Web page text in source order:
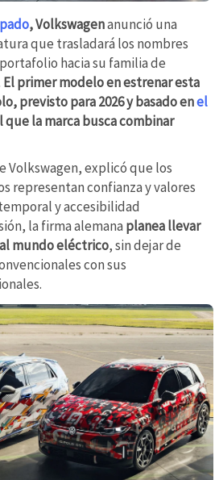
, Volkswagenanunció una
que trasladará los nombres
hacia su familia de
El primer modelo en estrenar esta
previsto para 2026 y basado enel
que la marca busca combinar
Volkswagen, explicó que los
representan confianza y valores
y accesibilidad
la firma alemana planea llevar
mundo eléctrico, sin dejar de
con sus